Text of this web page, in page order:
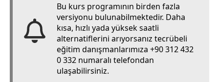
Bu kurs programının birden fazla
versiyonu bulunabilmektedir. Daha
kısa, hızlı yada yüksek saatli
alternatiflerini arıyorsanız tecrübeli
eğitim danışmanlarımıza +90 312 432
0 332 numaralı telefondan
ulaşabilirsiniz.